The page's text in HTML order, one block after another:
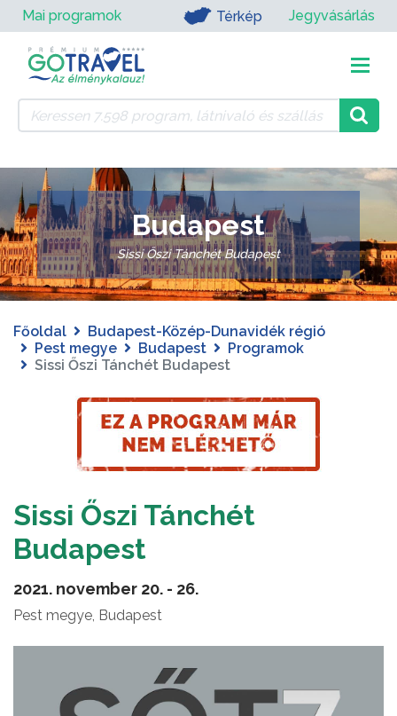
Mai programok Térkép Jegyvásárlás
Budapest
Sissi Őszi Tánchét Budapest
Főoldal
Budapest-Közép-Dunavidék régió
Pest megye
Budapest
Programok
Sissi Őszi Tánchét Budapest
Sissi Őszi Tánchét
Budapest
2021. november 20. - 26.
Pest megye, Budapest